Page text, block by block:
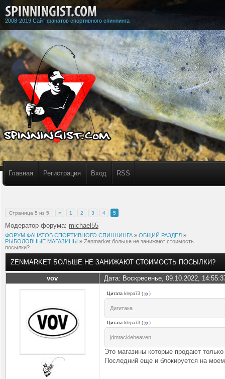
2008-2019 Сайт фанатов спортивного спиннинга
Главная Регистрация Вход RSS
Страница 5 из 5 « 1 2 3 4 5
Модератор форума: michael55
ФОРУМ ФАНАТОВ СПОРТИВНОГО СПИННИНГА » ОБЩИЙ РАЗДЕЛ »
РЫБОЛОВНЫЕ МАГАЗИНЫ » Zenmarket больше не занижают стоимость
посылки?
ZENMARKET БОЛЬШЕ НЕ ЗАНИЖАЮТ СТОИМОСТЬ ПОСЫЛКИ?
vov Дата: Воскресенье, 09.10.2022,
Цитата klepa73 ( )
Дигитака
Цитата klepa73 ( )
jdmtackleheaven
Это магазины которые продают
Последний еще и блокируется на